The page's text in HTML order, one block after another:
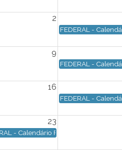
2
FEDERAL -
9
FEDERAL -
16
FEDERAL -
23
- Calendário Federal - Data de